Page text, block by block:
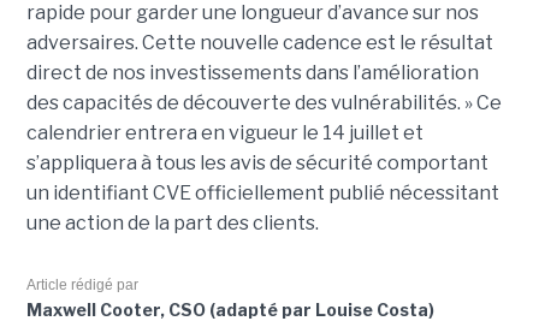
rapide pour garder une longueur d’avance sur nos
adversaires. Cette nouvelle cadence est le résultat
direct de nos investissements dans l’amélioration
des capacités de découverte des vulnérabilités. » Ce
calendrier entrera en vigueur le 14 juillet et
s’appliquera à tous les avis de sécurité comportant
un identifiant CVE officiellement publié nécessitant
une action de la part des clients.
Article rédigé par
Maxwell Cooter, CSO (adapté par Louise Costa)